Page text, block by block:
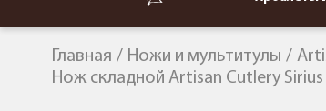
Главная Ножи и мультитулы
Нож складной Artisan Cutlery